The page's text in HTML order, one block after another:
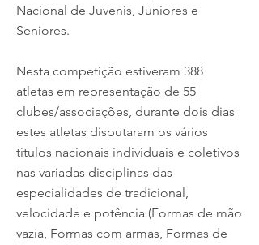
Nacional de Juvenis, Juniores e
Seniores.
Nesta competição estiveram 388
atletas em representação de 55
clubes/associações, durante dois dias
estes atletas disputaram os vários
títulos nacionais individuais e coletivos
nas variadas disciplinas das
especialidades de tradicional,
velocidade e potência (Formas de mão
vazia, Formas com armas, Formas de